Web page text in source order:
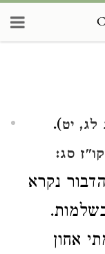
לג, יט).
סג:
נקרא
אחון